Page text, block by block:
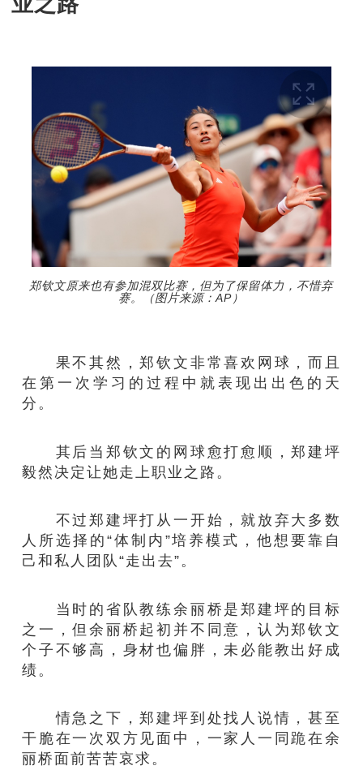
郑钦文原来也有参加混双比赛，但为了保留体力，不惜弃
赛。（图片来源：AP）
果不其然，郑钦文非常喜欢网球，而且
在第一次学习的过程中就表现出出色的天
分。
其后当郑钦文的网球愈打愈顺，郑建坪
毅然决定让她走上职业之路。
不过郑建坪打从一开始，就放弃大多数
人所选择的“体制内”培养模式，他想要靠自
己和私人团队“走出去”。
当时的省队教练余丽桥是郑建坪的目标
之一，但余丽桥起初并不同意，认为郑钦文
个子不够高，身材也偏胖，未必能教出好成
绩。
情急之下，郑建坪到处找人说情，甚至
干脆在一次双方见面中，一家人一同跪在余
丽桥面前苦苦哀求。